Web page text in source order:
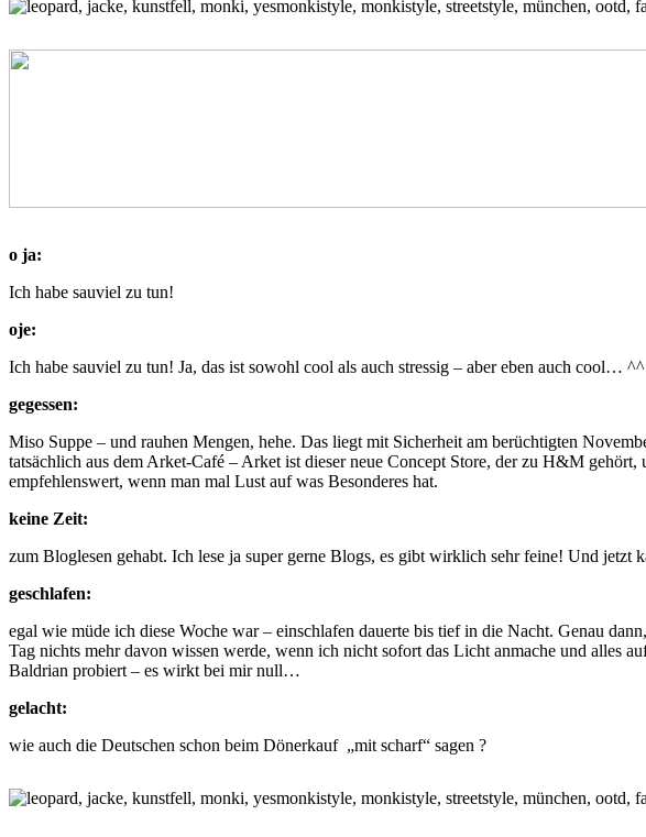
o ja:
Ich habe sauviel zu tun!
oje:
Ich habe sauviel zu tun! Ja, das ist sowohl cool als auch stressig – aber eben auch cool… ^^
gegessen:
Miso Suppe – und rauhen Mengen, hehe. Das liegt mit Sicherheit am berüchtigten
tatsächlich aus dem Arket-Café – Arket ist dieser neue Concept Store, der zu H&M
empfehlenswert, wenn man mal Lust auf was Besonderes hat.
keine Zeit:
zum Bloglesen gehabt. Ich lese ja super gerne Blogs, es gibt wirklich sehr feine! Und jetzt
geschlafen:
egal wie müde ich diese Woche war – einschlafen dauerte bis tief in die Nacht. Genau
Tag nichts mehr davon wissen werde, wenn ich nicht sofort das Licht anmache und alles
Baldrian probiert – es wirkt bei mir null…
gelacht:
wie auch die Deutschen schon beim Dönerkauf „mit scharf“ sagen ?